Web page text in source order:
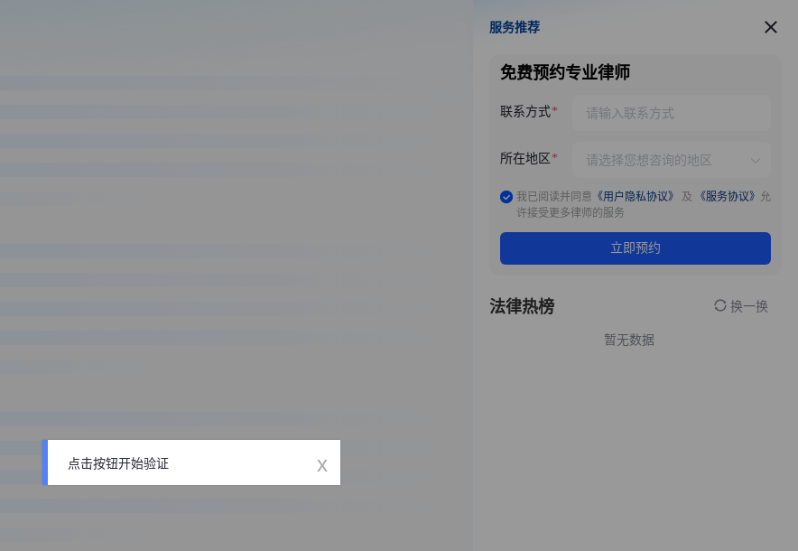
服务推荐
服务推荐
免费预约专业律师
联系方式
所在地区
我已阅读并同意 《用户隐私协议》 及 《服务协议》 允
许接受更多律师的服务
立即预约
法律热榜 换一换
暂无数据
点击按钮开始验证 x